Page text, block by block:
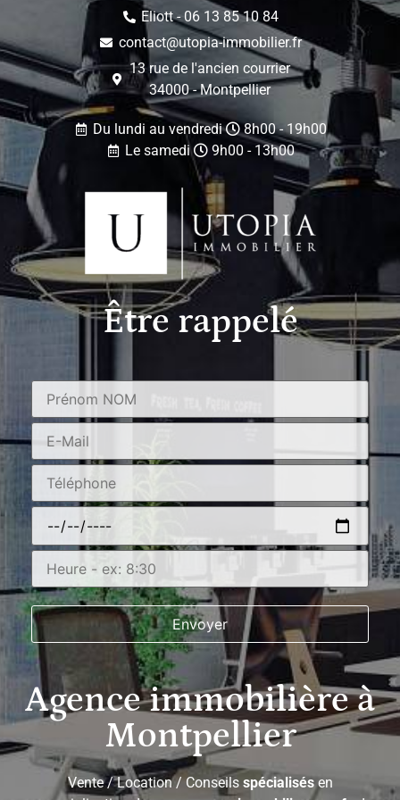
Eliott - 06 13 85 10 84
contact@utopia-immobilier.fr
13 rue de l'ancien courrier
34000 - Montpellier
Du lundi au vendredi
8h00 - 19h00
Le samedi
9h00 - 13h00
Être rappelé
Agence immobilière à
Montpellier
Vente / Location / Conseils spécialisésen